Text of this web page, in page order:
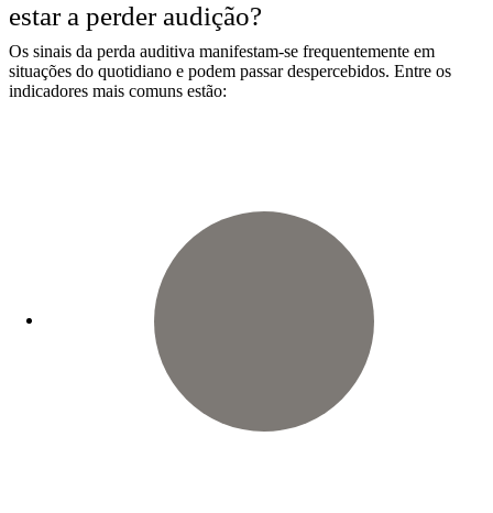
estar a perder audição?
Os sinais da perda auditiva manifestam-se frequentemente em
situações do quotidiano e podem passar despercebidos. Entre os
indicadores mais comuns estão: